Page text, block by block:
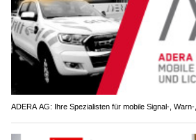
ADERA AG: Ihre Spezialisten für mobile Signal-,